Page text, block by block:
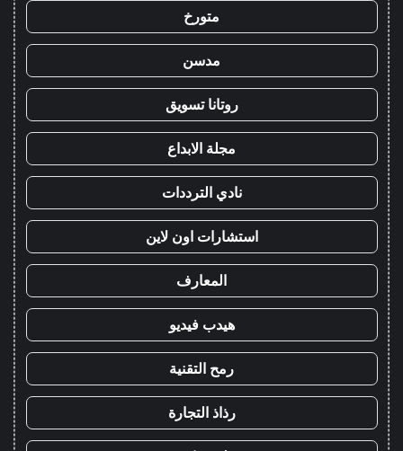
متورخ
مدسن
روتانا تسويق
مجلة الابداع
نادي الترددات
استشارات اون لاين
المعارف
هيدب فيديو
رمح التقنية
رذاذ التجارة